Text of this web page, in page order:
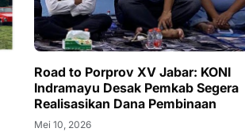
Road to Porprov XV Jabar: KONI
Indramayu Desak Pemkab Segera
Realisasikan Dana Pembinaan
Mei 10, 2026